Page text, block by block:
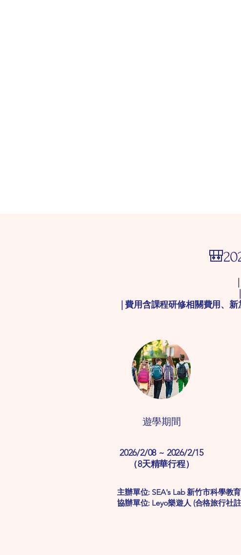
| 費用含課程研修相關費用、
​遊學期間
2026/2/08 ~ 2026/2/15
（8天精華行程）
主辦單位: SEA's Lab 新竹市科學教
協辦單位: Leyo樂遊人 (合格旅行社